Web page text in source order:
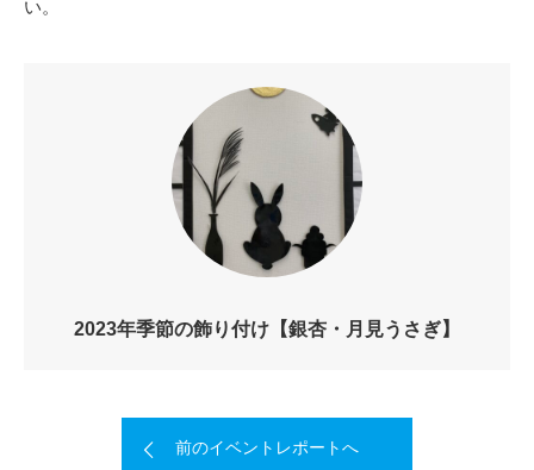
い。
2023年季節の飾り付け【銀杏・月見うさぎ】
前のイベントレポートへ